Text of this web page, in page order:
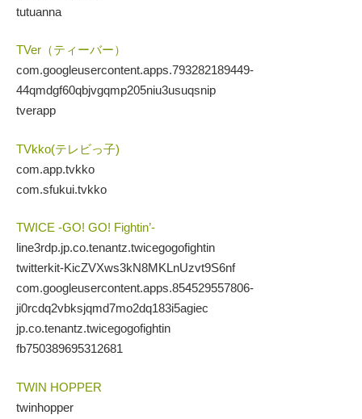
tutuanna
TVer（ティーバー）
com.googleusercontent.apps.793282189449-
44qmdgf60qbjvgqmp205niu3usuqsnip
tverapp
TVkko(テレビっ子)
com.app.tvkko
com.sfukui.tvkko
TWICE -GO! GO! Fightin’-
line3rdp.jp.co.tenantz.twicegogofightin
twitterkit-KicZVXws3kN8MKLnUzvt9S6nf
com.googleusercontent.apps.854529557806-
ji0rcdq2vbksjqmd7mo2dq183i5agiec
jp.co.tenantz.twicegogofightin
fb750389695312681
TWIN HOPPER
twinhopper